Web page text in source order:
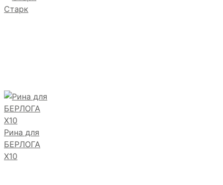
Старк
Рина для
БЕРЛОГА
Х10